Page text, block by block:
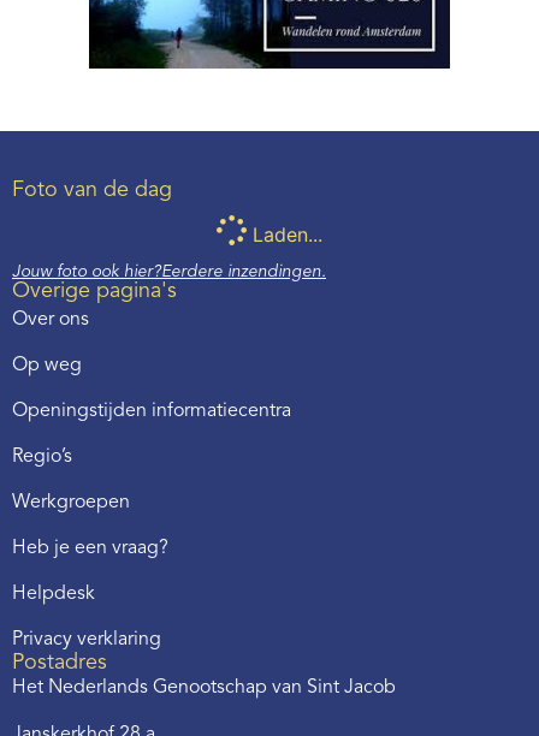
Foto van de dag
Laden...
Jouw foto ook hier?Eerdere inzendingen.
Overige pagina's
Over ons
Op weg
Openingstijden informatiecentra
Regio’s
Werkgroepen
Heb je een vraag?
Helpdesk
Privacy verklaring
Postadres
Het Nederlands Genootschap van Sint Jacob